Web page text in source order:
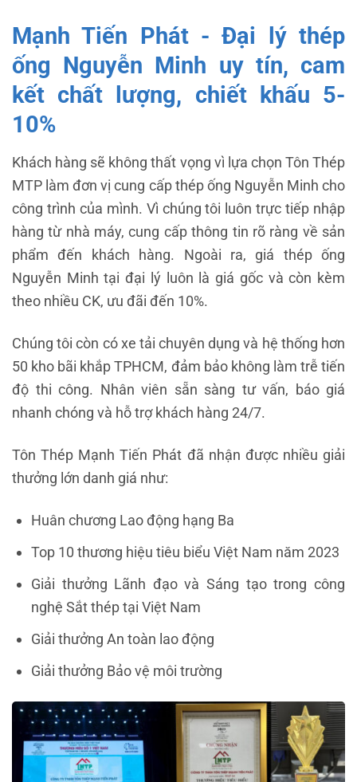
Mạnh Tiến Phát - Đại lý thép
ống Nguyễn Minh uy tín, cam
kết chất lượng, chiết khấu 5-
10%
Khách hàng sẽ không thất vọng vì lựa chọn Tôn Thép
MTP làm đơn vị cung cấp thép ống Nguyễn Minh cho
công trình của mình. Vì chúng tôi luôn trực tiếp nhập
hàng từ nhà máy, cung cấp thông tin rõ ràng về sản
phẩm đến khách hàng. Ngoài ra, giá thép ống
Nguyễn Minh tại đại lý luôn là giá gốc và còn kèm
theo nhiều CK, ưu đãi đến 10%.
Chúng tôi còn có xe tải chuyên dụng và hệ thống hơn
50 kho bãi khắp TPHCM, đảm bảo không làm trễ tiến
độ thi công. Nhân viên sẵn sàng tư vấn, báo giá
nhanh chóng và hỗ trợ khách hàng 24/7.
Tôn Thép Mạnh Tiến Phát đã nhận được nhiều giải
thưởng lớn danh giá như:
Huân chương Lao động hạng Ba
Top 10 thương hiệu tiêu biểu Việt Nam năm 2023
Giải thưởng Lãnh đạo và Sáng tạo trong công
nghệ Sắt thép tại Việt Nam
Giải thưởng An toàn lao động
Giải thưởng Bảo vệ môi trường